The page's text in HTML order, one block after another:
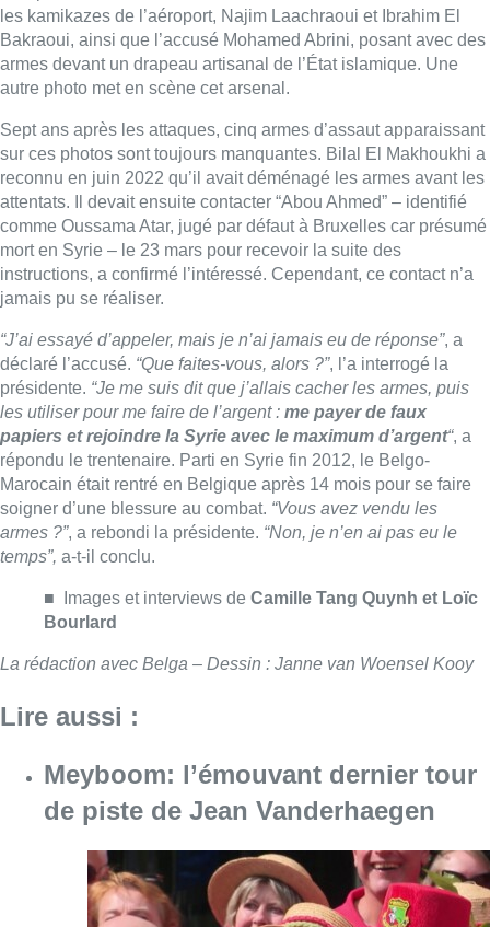
les kamikazes de l’aéroport, Najim Laachraoui et Ibrahim El
Bakraoui, ainsi que l’accusé Mohamed Abrini, posant avec des
armes devant un drapeau artisanal de l’État islamique. Une
autre photo met en scène cet arsenal.
Sept ans après les attaques, cinq armes d’assaut apparaissant
sur ces photos sont toujours manquantes. Bilal El Makhoukhi a
reconnu en juin 2022 qu’il avait déménagé les armes avant les
attentats. Il devait ensuite contacter “Abou Ahmed” – identifié
comme Oussama Atar, jugé par défaut à Bruxelles car présumé
mort en Syrie – le 23 mars pour recevoir la suite des
instructions, a confirmé l’intéressé. Cependant, ce contact n’a
jamais pu se réaliser.
“J’ai essayé d’appeler, mais je n’ai jamais eu de réponse”, a
déclaré l’accusé. “Que faites-vous, alors ?”, l’a interrogé la
présidente. “Je me suis dit que j’allais cacher les armes, puis
les utiliser pour me faire de l’argent : me payer de faux
papiers et rejoindre la Syrie avec le maximum d’argent“, a
répondu le trentenaire. Parti en Syrie fin 2012, le Belgo-
Marocain était rentré en Belgique après 14 mois pour se faire
soigner d’une blessure au combat. “Vous avez vendu les
armes ?”, a rebondi la présidente. “Non, je n’en ai pas eu le
temps”, a-t-il conclu.
■ Images et interviews de Camille Tang Quynh et Loïc
Bourlard
La rédaction avec Belga – Dessin : Janne van Woensel Kooy
Lire aussi :
Meyboom: l’émouvant dernier tour
de piste de Jean Vanderhaegen